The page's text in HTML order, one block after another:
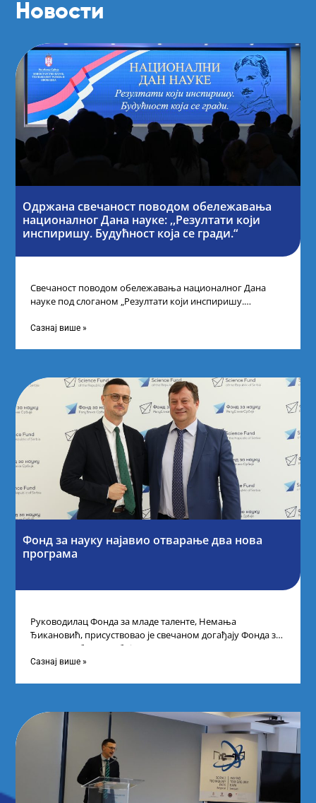
Новости
Одржана свечаност поводом обележавања
националног Дана науке: ,,Резултати који
инспиришу. Будућност која се гради.“
Свечаност поводом обележавања националног Дана
науке под слоганом „Резултати који инспиришу.
Министарства
Сазнај више »
Фонд за науку најавио отварање два нова
програма
Руководилац Фонда за младе таленте, Немања
Ђикановић, присуствовао је свечаном догађају Фонда за
науку Републике Србије одржаном у Научно-
технолошком парку
Сазнај више »